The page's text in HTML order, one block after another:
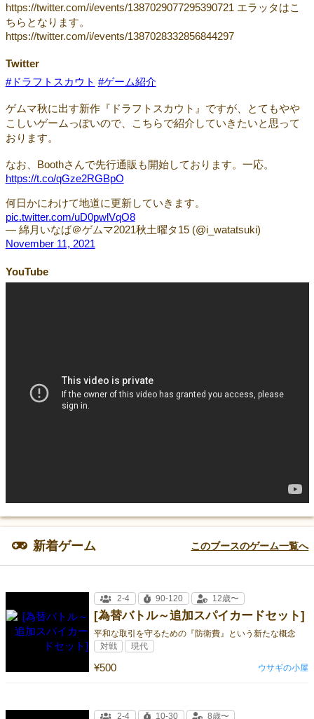
https://twitter.com/i/events/1387029077295390721 エラッタはこ
ちらとなります。
https://twitter.com/i/events/1387028332856844297
Twitter
#ドラフトスカウト #ゲーム紹介
ゲムマ秋に出す新作『ドラフトスカウト』ですが、とてもやや
こしいゲームっぽいので、こちらで紹介していきたいと思って
おります。
なお、Boothさんで先行通販も開始しております。一応。
https://t.co/qGze2RGBpO
何日かにわけて地道に更新していきます。
pic.twitter.com/uD0pwlVqO8
— 綿月いなば＠ゲムマ2021秋土曜タ15 (@i_watatsuki)
November 11, 2021
YouTube
新着ゲーム このブースのゲーム一覧へ
[為替バトル～追加スパイカードセット]
平和な取引を守るための『防衛費』という新たな概念
¥500
2-4 90-120 12歳〜
対戦 現代
ウサギの小屋
2-4 10-30 8歳〜